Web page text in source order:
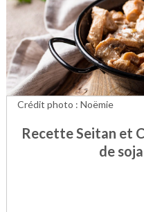
Recette Seitan et
de
Crédit photo : Noëmie